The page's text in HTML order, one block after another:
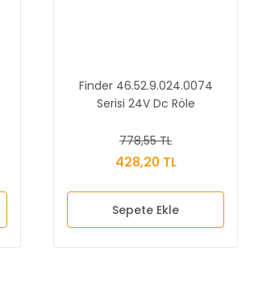
Finder 46.52.9.024.0074
Serisi 24V Dc Röle
778,55 TL
428,20 TL
Sepete Ekle